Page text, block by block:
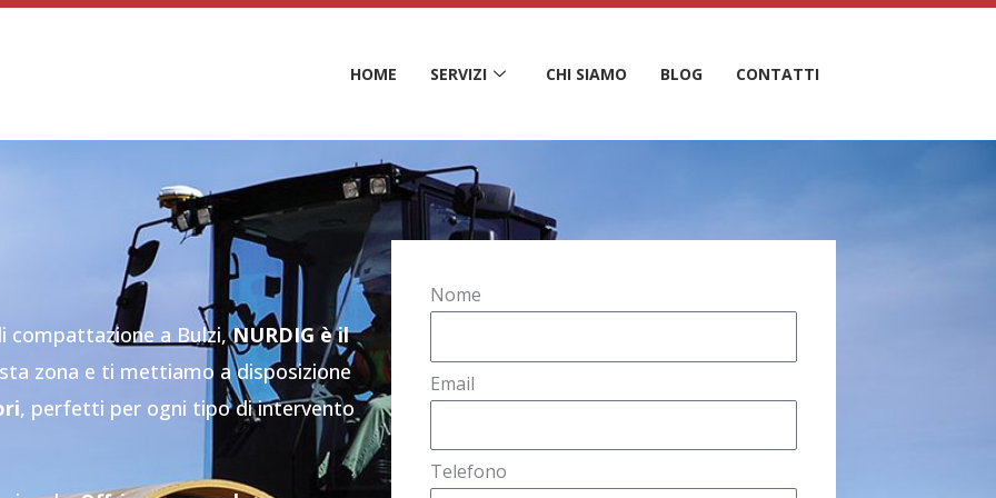
HOME SERVIZI CHI SIAMO BLOG CONTATTI
compattazione a Bulzi,NURDIG è il
zona e ti mettiamo a disposizione
, perfetti per ogni tipo di intervento
Nome
Email
Telefono